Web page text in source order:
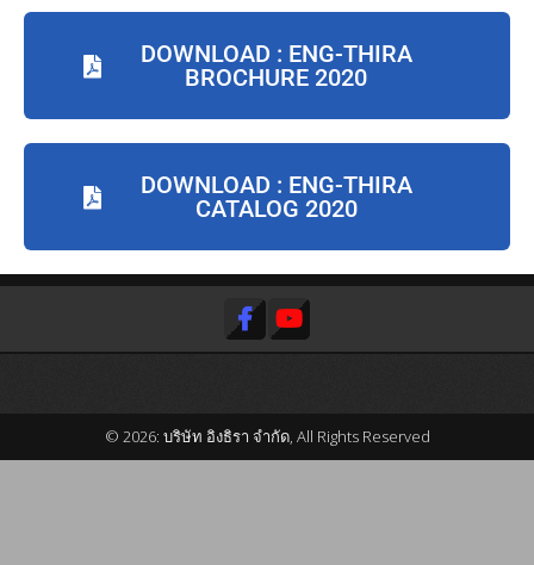
DOWNLOAD : ENG-THIRA
BROCHURE 2020
DOWNLOAD : ENG-THIRA
CATALOG 2020
© 2026: บริษัท อิงธิรา จำกัด, All Rights Reserved